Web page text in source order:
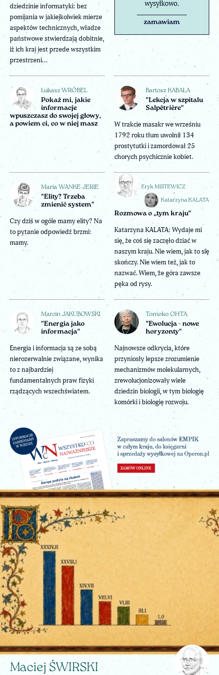
wysyłkowo.
zamawiam
dziedzinie informatyki: bez
pomijania w jakiejkolwiek mierze
aspektów technicznych, władze
państwowe stwierdzają dobitnie,
iż ich kraj jest przede wszystkim
przestrzeni...
Łukasz WRÓBEL
Pokaż mi, jakie
informacje
wpuszczasz do swojej głowy,
a powiem ci, co w niej masz
Bartosz KABAŁA
"Lekcja w szpitalu
Salpêtrière"
W trakcie masakr we wrześniu
1792 roku tłum uwolnił 134
prostytutki i zamordował 25
chorych psychicznie kobiet.
Maria WANKE-JERIE
"Elity? Trzeba
zmienić system"
Czy dziś w ogóle mamy elity? Na
to pytanie odpowiedź brzmi:
mamy.
Eryk MISTEWICZ
Katarzyna KALATA
Rozmowa o „tym kraju”
Katarzyna KALATA: Wydaje mi
się, że coś się zaczęło dziać w
naszym kraju. Nie wiem, jak to się
skończy. Nie wiem też, jak to
nazwać. Wiem, że góra zawsze
pęka od rysy.
Marcin JAKUBOWSKI
"Energia jako
informacja"
Energia i informacja są ze sobą
nierozerwalnie związane, wynika
to z najbardziej
fundamentalnych praw fizyki
rządzących wszechświatem.
Tomoko OHTA
"Ewolucja - nowe
horyzonty"
Najnowsze odkrycia, które
przyniosły lepsze zrozumienie
mechanizmów molekularnych,
zrewolucjonizowały wiele
dziedzin biologii, w tym biologię
komórki i biologię rozwoju.
Maciej ŚWIRSKI